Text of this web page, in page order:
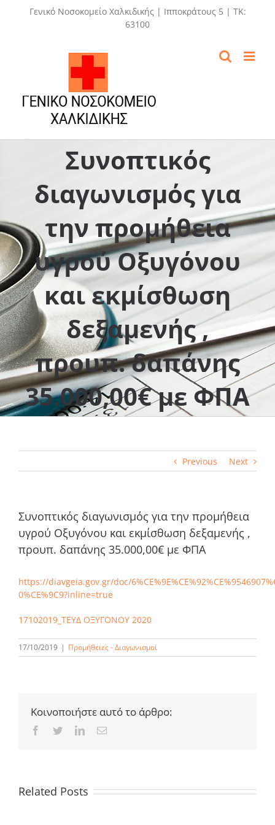
Γενικό Νοσοκομείο Χαλκιδικής | Ιπποκράτους 5 | ΤΚ:
63100
Συνοπτικός
διαγωνισμός για
την προμήθεια
υγρού Οξυγόνου
και εκμίσθωση
δεξαμενής ,
προυπ. δαπάνης
35.000,00€ με ΦΠΑ
Previous Next
Συνοπτικός διαγωνισμός για την προμήθεια
υγρού Οξυγόνου και εκμίσθωση δεξαμενής ,
προυπ. δαπάνης 35.000,00€ με ΦΠΑ
https://diavgeia.gov.gr/doc/
0%CE%9C9?inline=true
17102019_ΤΕΥΔ ΟΞΥΓΟΝΟΥ 2020
17/10/2019 | Προμήθειες - Διαγωνισμοί
Κοινοποιήστε αυτό το άρθρο:
Facebook
TwitterLinkedInEmail
Related Posts